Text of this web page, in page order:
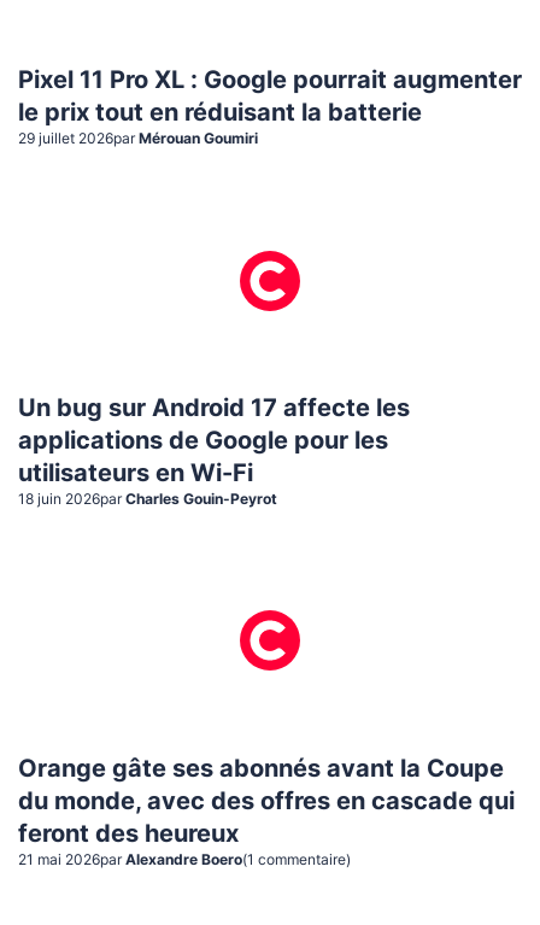
Pixel 11 Pro XL : Google pourrait augmenter
le prix tout en réduisant la batterie
29 juillet 2026par Mérouan Goumiri
Un bug sur Android 17 affecte les
applications de Google pour les
utilisateurs en Wi-Fi
18 juin 2026par Charles Gouin-Peyrot
Orange gâte ses abonnés avant la Coupe
du monde, avec des offres en cascade qui
feront des heureux
21 mai 2026par Alexandre Boero(1 commentaire)